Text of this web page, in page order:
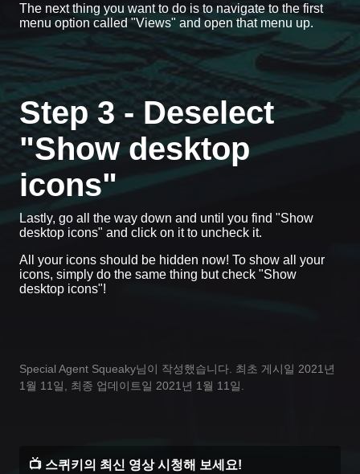
The next thing you want to do is to navigate to the first
menu option called "Views" and open that menu up.
Step 3 - Deselect
"Show desktop
icons"
Lastly, go all the way down and until you find "Show
desktop icons" and click on it to uncheck it.
All your icons should be hidden now! To show all your
icons, simply do the same thing but check "Show
desktop icons"!
Special Agent Squeaky님이 작성했습니다. 최초 게시일 2021년
1월 11일, 최종 업데이트일 2021년 1월 11일.
📺 스퀴키의 최신 영상 시청해 보세요!